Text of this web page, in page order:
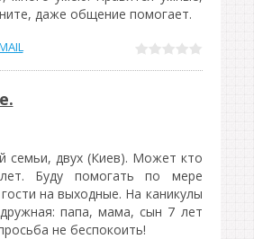
даже общение помогает.
семьи, двух (Киев). Может кто
Буду помогать по мере
на выходные. На каникулы
папа, мама, сын 7 лет
не беспокоить!